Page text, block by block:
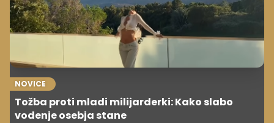
NOVICE
Tožba proti mladi milijarderki: Kako slabo
vodenje osebja stane